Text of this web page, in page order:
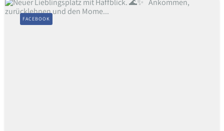
FACEBOOK